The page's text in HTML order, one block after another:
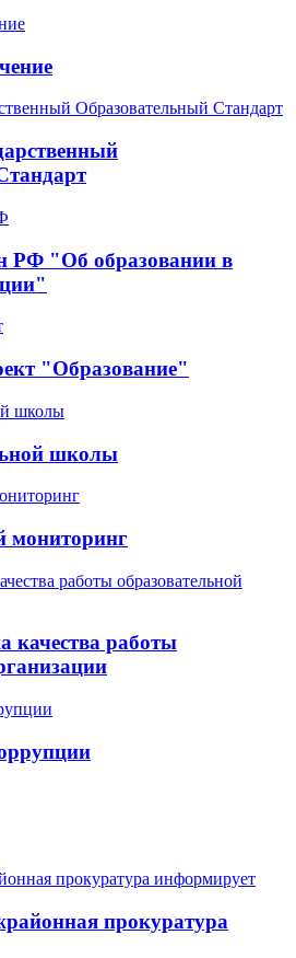
РФ "Об образовании в
"Образование"
школы
мониторинг
качества работы
прокуратура